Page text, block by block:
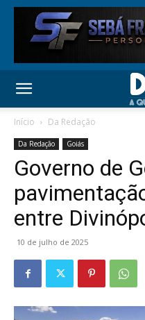
Início Da Redação
Da Redação Goiás
Governo de
entre
10 de julho de 2025